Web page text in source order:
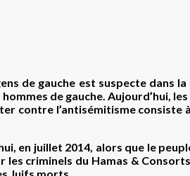
de gauche est suspecte dans
de gauche. Aujourd’hui,
contre l’antisémitisme
en juillet 2014, alors que le
criminels du Hamas &
Juifs morts.